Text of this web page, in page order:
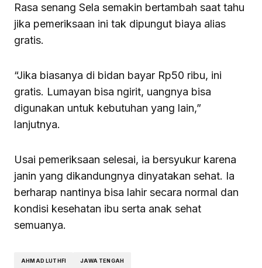
Rasa senang Sela semakin bertambah saat tahu
jika pemeriksaan ini tak dipungut biaya alias
gratis.
“Jika biasanya di bidan bayar Rp50 ribu, ini
gratis. Lumayan bisa ngirit, uangnya bisa
digunakan untuk kebutuhan yang lain,”
lanjutnya.
Usai pemeriksaan selesai, ia bersyukur karena
janin yang dikandungnya dinyatakan sehat. Ia
berharap nantinya bisa lahir secara normal dan
kondisi kesehatan ibu serta anak sehat
semuanya.
AHMAD LUTHFI JAWA TENGAH